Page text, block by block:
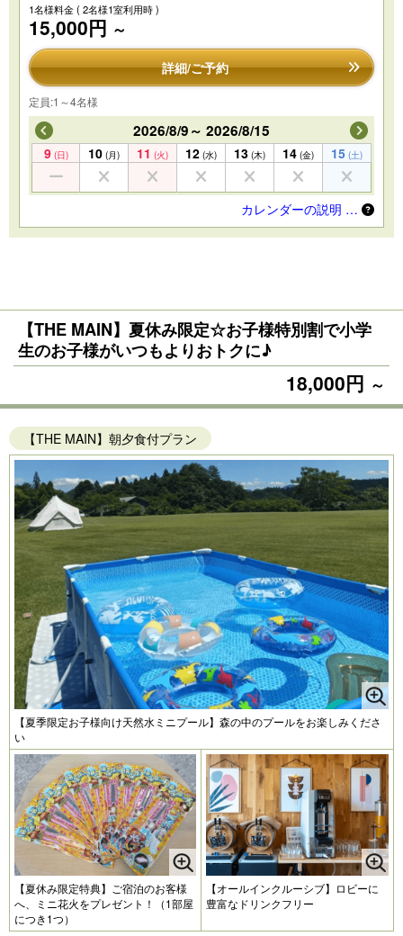
1名様料金( 2名様1室利用時 )
15,000円 ～
詳細/ご予約
定員:1～4名様
2026/8/9～ 2026/8/15
9 (日) 10 (月) 11 (火) 12 (水) 13 (木) 14 (金) 15 (土)
カレンダーの説明 …
【THE MAIN】夏休み限定☆お子様特別割で小学
生のお子様がいつもよりおトクに♪
18,000円 ～
【THE MAIN】朝夕食付プラン
【夏季限定お子様向け天然水ミニプール】森の中のプールをお楽しみくださ
い
【夏休み限定特典】ご宿泊のお客様
へ、ミニ花火をプレゼント！（1部屋
につき1つ）
【オールインクルーシブ】ロビーに
豊富なドリンクフリー